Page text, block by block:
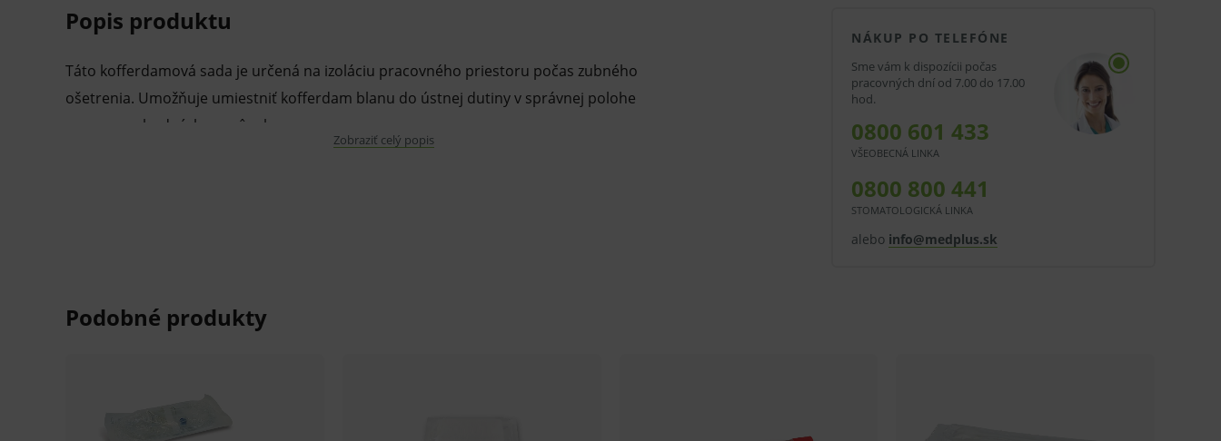
Popis produktu
Táto kofferdamová sada je určená na izoláciu pracovného priestoru počas zubného
ošetrenia. Umožňuje umiestniť kofferdam blanu do ústnej dutiny v správnej polohe
pomocou vhodných pomôcok.
otvoreniu, dierovacie kliešte s funkciou nastavenia priemeru otvoru a sadu spôn s
Zobraziť celý popis
NÁKUP PO TELEFÓNE
Sme vám k dispozícii počas
pracovných dní od 7.00 do 17.00
hod.
0800 601 433
VŠEOBECNÁ LINKA
0800 800 441
STOMATOLOGICKÁ LINKA
alebo info@medplus.sk